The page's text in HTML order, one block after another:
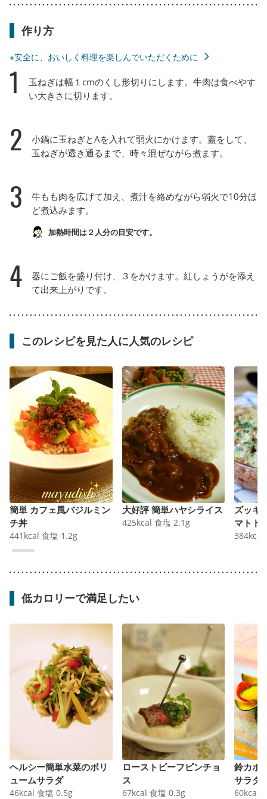
作り方
※安全に、おいしく料理を楽しんでいただくために
1
玉ねぎは幅１cmのくし形切りにします。牛肉は食べやす
い大きさに切ります。
2
小鍋に玉ねぎとAを入れて弱火にかけます。蓋をして、
玉ねぎが透き通るまで、時々混ぜながら煮ます。
3
牛もも肉を広げて加え、煮汁を絡めながら弱火で10分ほ
ど煮込みます。
加熱時間は２人分の目安です。
4
器にご飯を盛り付け、３をかけます。紅しょうがを添え
て出来上がりです。
このレシピを見た人に人気のレシピ
簡単 カフェ風バジルミン
チ丼
441 kcal 食塩 1.2g
大好評 簡単ハヤシライス
425kcal 食塩 2.1 g
ズッキ
マトド
384kcal
低カロリーで満足したい
ヘルシー簡単水菜のボリ
ュームサラダ
46kcal 食塩 0.5g
ローストビーフピンチョ
ス
67kcal 食塩 0.3g
鈴カボ
サラダ
60kcal